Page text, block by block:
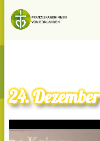
24. Dezember